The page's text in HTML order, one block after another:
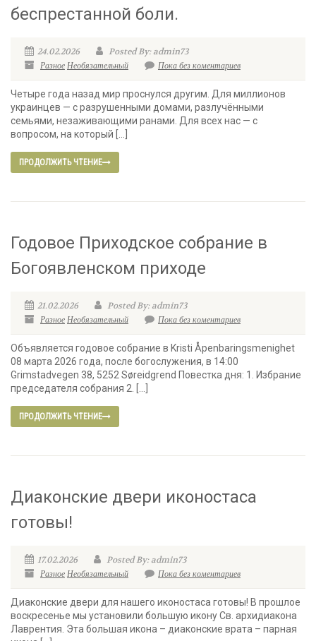
беспрестанной боли.
24.02.2026
Posted By: admin73
РазноеНеобязательный Пока без коментариев
Четыре года назад мир проснулся другим. Для миллионов
украинцев — с разрушенными домами, разлучёнными
семьями, незаживающими ранами. Для всех нас — с
вопросом, на который […]
ПРОДОЛЖИТЬ ЧТЕНИЕ
Годовое Приходское собрание в
Богоявленском приходе
21.02.2026
Posted By: admin73
РазноеНеобязательный Пока без коментариев
Объявляется годовое собрание в Kristi Åpenbaringsmenighet
08 марта 2026 года, после богослужения, в 14:00
Grimstadvegen 38, 5252 Søreidgrend Повестка дня: 1. Избрание
председателя собрания 2. […]
ПРОДОЛЖИТЬ ЧТЕНИЕ
Диаконские двери иконостаса
готовы!
17.02.2026
Posted By: admin73
РазноеНеобязательный Пока без коментариев
Диаконские двери для нашего иконостаса готовы! В прошлое
воскресенье мы установили большую икону Св. архидиакона
Лаврентия. Эта большая икона – диаконские врата – парная